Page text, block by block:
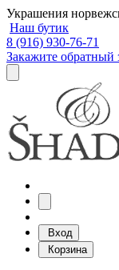
Украшения
Наш бутик
8 (916) 930-76-71
Закажите обратный
Вход
Корзина